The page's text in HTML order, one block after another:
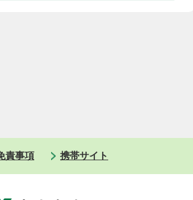
責事項 携帯サイト